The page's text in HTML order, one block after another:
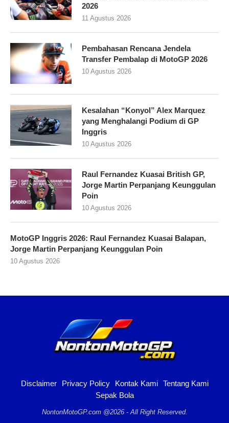
2026
11 Agustus 2026
Pembahasan Rencana Jendela
Transfer Pembalap di MotoGP 2026
10 Agustus 2026
Kesalahan “Konyol” Alex Marquez
yang Menghalangi Podium di GP
Inggris
10 Agustus 2026
Raul Fernandez Kuasai British GP,
Jorge Martin Perpanjang Keunggulan
Poin
10 Agustus 2026
MotoGP Inggris 2026: Raul Fernandez Kuasai Balapan,
Jorge Martin Perpanjang Keunggulan Poin
10 Agustus 2026
Disclaimer Privacy Policy Kontak Kami
Tentang Kami
Sepak Bola
NontonMotoGP.com @2026 - All Right Reserved.